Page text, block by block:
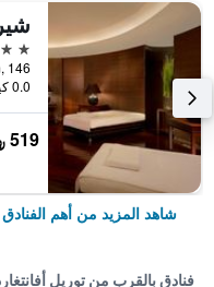
5 نجوم
0.0 كيلومتر عن وسط المدينة
519 ﷼
شاهد المزيد من أهم
فنادق بالقرب من توريل